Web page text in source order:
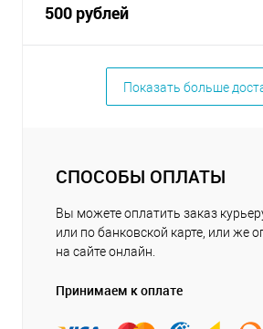
500 рублей
Показать больше
СПОСОБЫ ОПЛАТЫ
Вы можете оплатить заказ
или по банковской карте, или же
на сайте онлайн.
Принимаем к оплате